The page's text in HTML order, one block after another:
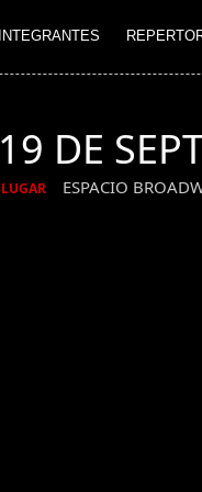
INTEGRANTES
19 DE
LUGAR ESPACIO